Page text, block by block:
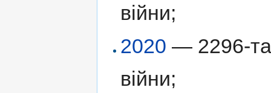
війни;
2020 — 2296-та
війни;